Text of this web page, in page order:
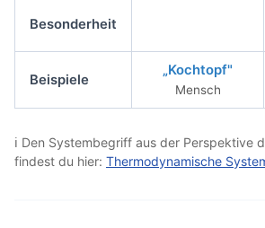
Besonderheit
Beispiele
„Kochtopf"
Mensch
ℹ Den Systembegriff aus der Perspektive
findest du hier: Thermodynamische